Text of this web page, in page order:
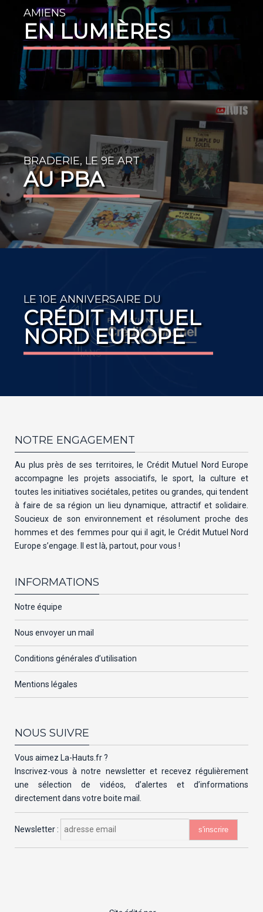
AMIENS
EN LUMIÈRES
BRADERIE, LE 9E ART
AU PBA
LE 10E ANNIVERSAIRE DU
CRÉDIT MUTUEL
NORD EUROPE
NOTRE ENGAGEMENT
Au plus près de ses territoires, le Crédit Mutuel Nord Europe
accompagne les projets associatifs, le sport, la culture et
toutes les initiatives sociétales, petites ou grandes, qui tendent
à faire de sa région un lieu dynamique, attractif et solidaire.
Soucieux de son environnement et résolument proche des
hommes et des femmes pour qui il agit, le Crédit Mutuel Nord
Europe s’engage. Il est là, partout, pour vous !
INFORMATIONS
Notre équipe
Nous envoyer un mail
Conditions générales d’utilisation
Mentions légales
NOUS SUIVRE
Vous aimez La-Hauts.fr ?
Inscrivez-vous à notre newsletter et recevez régulièrement
une sélection de vidéos, d’alertes et d’informations
directement dans votre boite mail.
Newsletter :